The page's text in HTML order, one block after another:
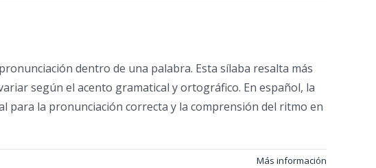
dentro de una palabra. Esta sílaba resalta más
según el acento gramatical y ortográfico. En español, la
para la pronunciación correcta y la comprensión del ritmo en
Más información